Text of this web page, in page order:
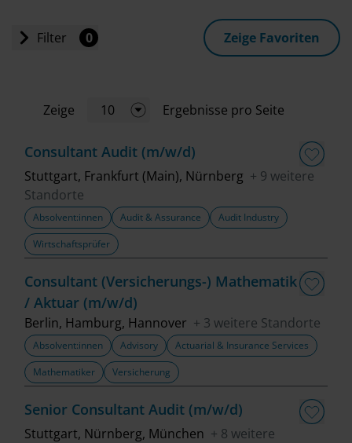
Filter 0
Standort
Geschäftsbereich
Top Trends
Job finden
Filter löschen
Zeige Favoriten
Zeige 10 Ergebnisse pro Seite
Consultant Audit (m/w/d)
Stuttgart, Frankfurt (Main), Nürnberg + 9 weitere
Standorte
Absolvent:innen Audit & Assurance
Audit Industry
Wirtschaftsprüfer
Consultant (Versicherungs-) Mathematik
/ Aktuar (m/w/d)
Berlin, Hamburg, Hannover + 3 weitere Standorte
Absolvent:innen Advisory
Actuarial & Insurance Services
Mathematiker
Versicherung
Senior Consultant Audit (m/w/d)
Stuttgart, Nürnberg, München + 8 weitere